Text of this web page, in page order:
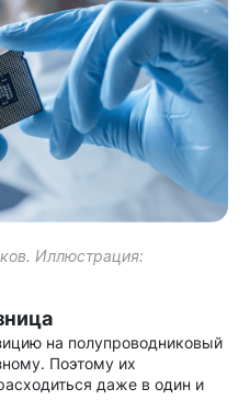
Иллюстрация:
на полупроводниковый
Поэтому их
даже в один и